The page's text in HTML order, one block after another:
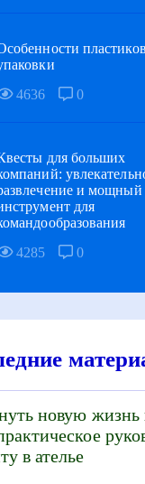
4636
0
для больших
и мощный
для
4285
0
новую жизнь
в ателье